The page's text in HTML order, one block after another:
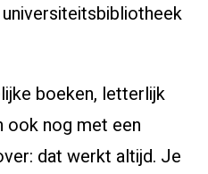
boeken, letterlijk
ook nog met een
dat werkt altijd. Je